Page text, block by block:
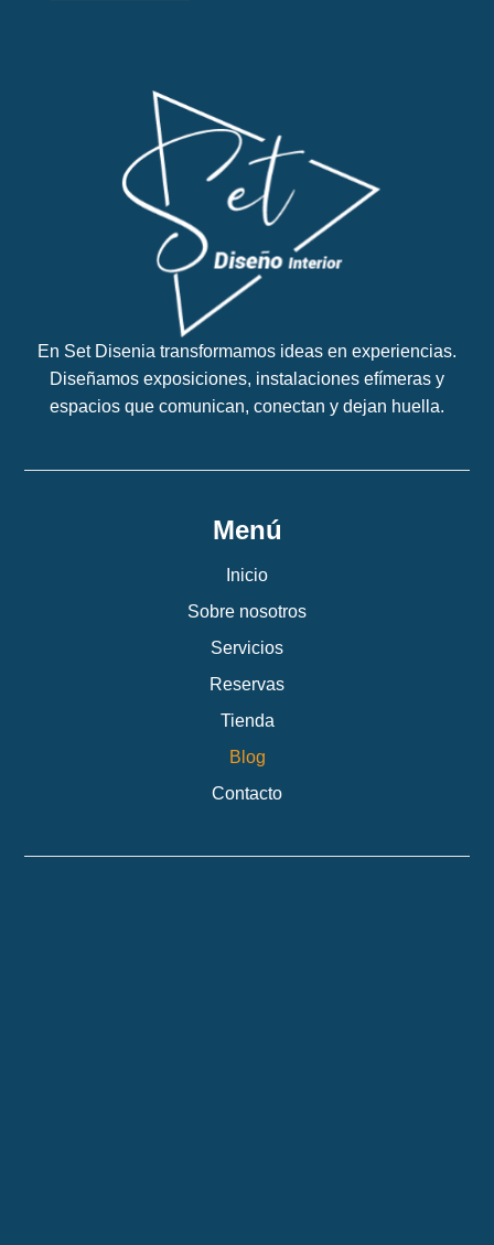
En Set Disenia transformamos ideas en experiencias.
Diseñamos exposiciones, instalaciones efímeras y
espacios que comunican, conectan y dejan huella.
Menú
Inicio
Sobre nosotros
Servicios
Reservas
Tienda
Blog
Contacto